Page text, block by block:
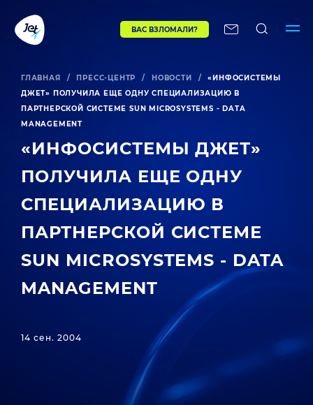
ВАС ВЗЛОМАЛИ?
ГЛАВНАЯ / ПРЕСС-ЦЕНТР / НОВОСТИ /
«ИНФОСИСТЕМЫ
ДЖЕТ» ПОЛУЧИЛА ЕЩЕ ОДНУ СПЕЦИАЛИЗАЦИЮ В
ПАРТНЕРСКОЙ СИСТЕМЕ SUN MICROSYSTEMS - DATA
MANAGEMENT
«ИНФОСИСТЕМЫ ДЖЕТ»
ПОЛУЧИЛА ЕЩЕ ОДНУ
СПЕЦИАЛИЗАЦИЮ В
ПАРТНЕРСКОЙ СИСТЕМЕ
SUN MICROSYSTEMS - DATA
MANAGEMENT
14 сен. 2004